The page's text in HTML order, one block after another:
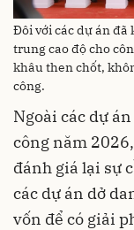
Đôi với các dự án đã
trung cao độ cho
khâu then chốt,
công.
Ngoài các dự
công năm
đánh giá lại sự
các dự án dở
vốn để có giải